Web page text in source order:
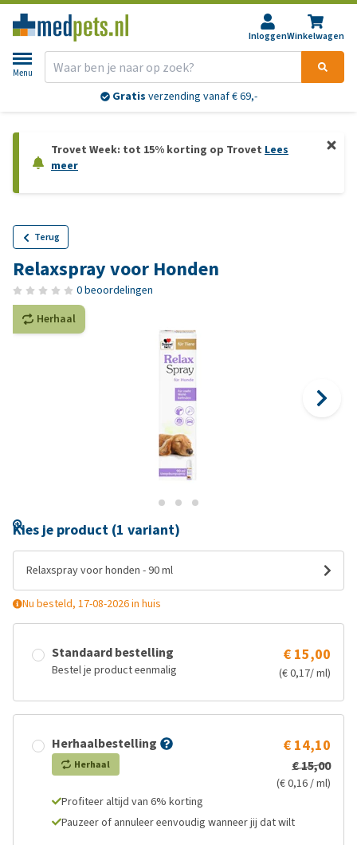
InloggenWinkelwagen
Menu
Gratis verzending vanaf € 69,-
Trovet Week: tot 15% korting op Trovet Lees
meer
Terug
Relaxspray voor Honden
0 beoordelingen
Herhaal
Kies je product (1 variant)
Relaxspray voor honden - 90 ml
Nu besteld, 17-08-2026 in huis
Standaard bestelling
Bestel je product eenmalig
€ 15,00
(€ 0,17/ ml)
Herhaalbestelling
Herhaal
€ 14,10
€ 15,00
(€ 0,16 / ml)
Profiteer altijd van 6% korting
Pauzeer of annuleer eenvoudig wanneer jij dat wilt